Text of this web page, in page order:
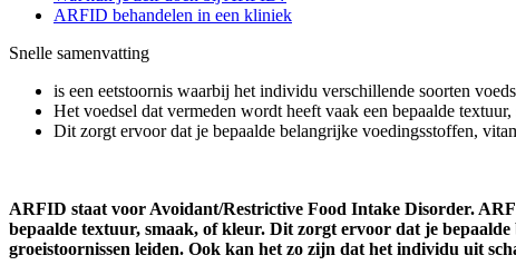
ARFID behandelen in een kliniek
Snelle samenvatting
is een eetstoornis waarbij het individu verschillende soorten
Het voedsel dat vermeden wordt heeft vaak een bepaalde
Dit zorgt ervoor dat je bepaalde belangrijke voedingsstoffen,
ARFID staat voor Avoidant/Restrictive Food Intake Disorder.
bepaalde textuur, smaak, of kleur. Dit zorgt ervoor dat je
groeistoornissen leiden. Ook kan het zo zijn dat het individu uit